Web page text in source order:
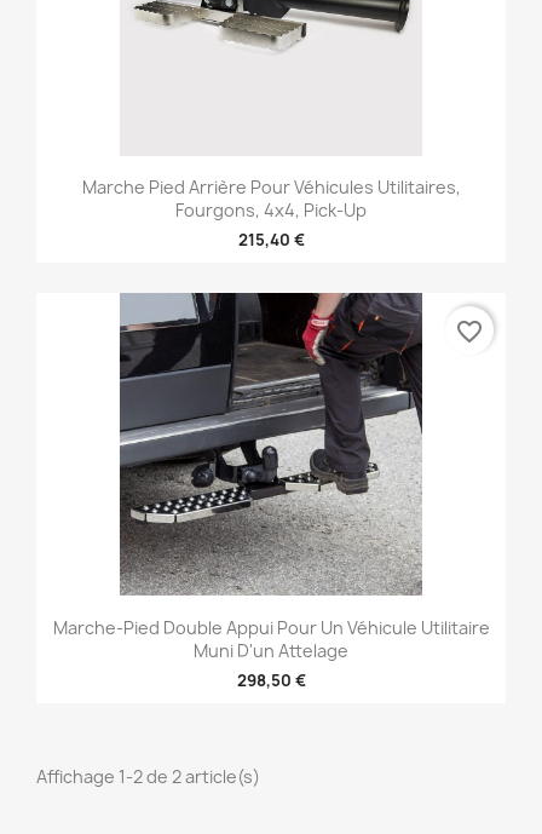
Marche Pied Arrière Pour Véhicules Utilitaires,
Fourgons, 4x4, Pick-Up
215,40 €
Marche-Pied Double Appui Pour Un Véhicule Utilitaire
Muni D'un Attelage
298,50 €
favorite_border
Affichage 1-2 de 2 article(s)